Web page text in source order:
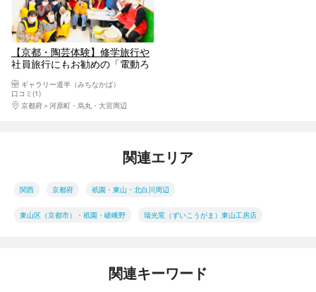
【京都・陶芸体験】修学旅行や
社員旅行にもお勧めの「電動ろ
ギャラリー道半（みちなかば）
口コミ(1)
京都府
河原町・烏丸・大宮周辺
関連エリア
関西 京都府 祇園・東山・北白川周辺
東山区（京都市）・祇園・嵯峨野 瑞光窯（ずいこうがま）東山工房店
関連キーワード